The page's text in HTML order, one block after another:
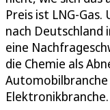
Preis ist LNG-
nach
eine
die Chemie als
Elektronikbranche.